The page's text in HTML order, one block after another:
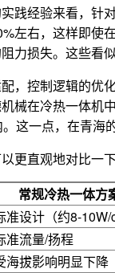
践经验来看，针
左右，这样即使
力损失。这些看
，控制逻辑的优
械在冷热一体机
这一点，在青海
更直观地对比一
常规冷热一体方
准设计（约8-10W/
准流量/扬程
海拔影响明显下降